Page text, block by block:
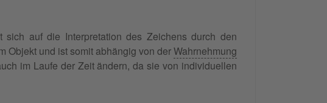
auf die Interpretation des Zeichens durch den
Objekt und ist somit abhängig von derWahrnehmung
im Laufe der Zeit ändern, da sie von individuellen